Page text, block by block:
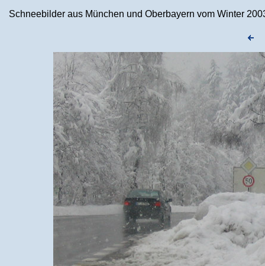
Schneebilder aus München und Oberbayern vom Winter